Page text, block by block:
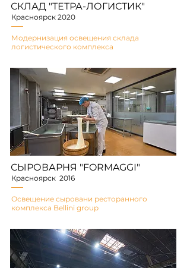
СКЛАД "ТЕТРА-ЛОГИСТИК"
Красноярск 2020
Модернизация освещения склада
логистического комплекса
СЫРОВАРНЯ "FORMAGGI"
Красноярск 2016
Освещение сыровани ресторанного
комплекса Bellini group